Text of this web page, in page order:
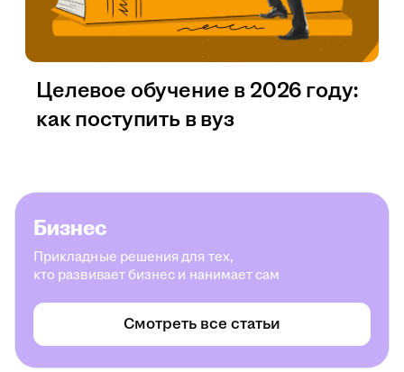
Целевое обучение в 2026 году:
как поступить в вуз
Бизнес
Прикладные решения для тех,
кто развивает бизнес и нанимает сам
Смотреть все статьи